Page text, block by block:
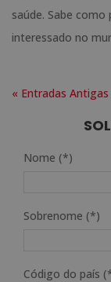
saúde. Sabe
interessado no
« Entradas Antigas
Nome (*)
Sobrenome (*)
Código do país